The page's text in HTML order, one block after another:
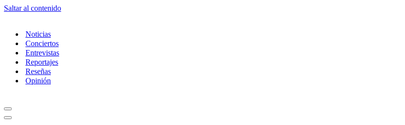
Saltar al contenido
Noticias
Conciertos
Entrevistas
Reportajes
Reseñas
Opinión
Menú
de
Menú